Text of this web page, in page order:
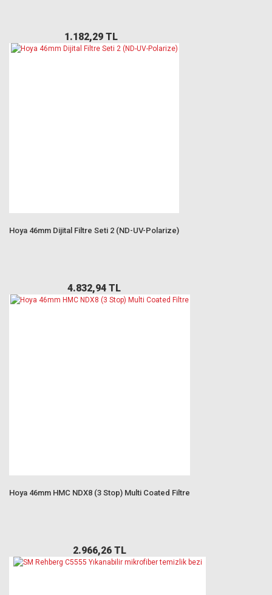
1.182,29 TL
Hoya 46mm Dijital Filtre Seti 2 (ND-UV-Polarize)
4.832,94 TL
Hoya 46mm HMC NDX8 (3 Stop) Multi Coated Filtre
2.966,26 TL